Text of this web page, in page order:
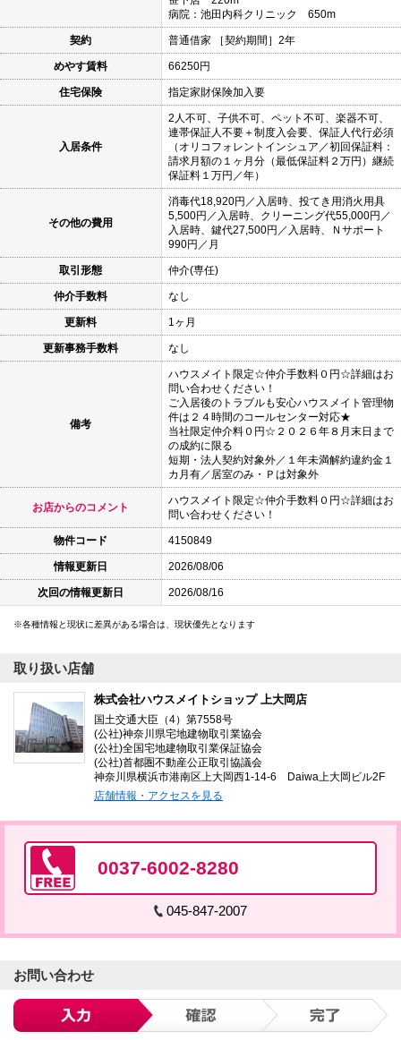
病院：池田内科クリニック 650m
契約 普通借家 ［契約期間］2年
めやす賃料 66250円
住宅保険 指定家財保険加入要
入居条件
2人不可、子供不可、ペット不可、楽器不可、
連帯保証人不要＋制度入会要、保証人代行必須
（オリコフォレントインシュア／初回保証料：
請求月額の１ヶ月分（最低保証料２万円）継続
保証料１万円／年）
その他の費用
消毒代18,920円／入居時、投てき用消火用具
5,500円／入居時、クリーニング代55,000円／
入居時、鍵代27,500円／入居時、Ｎサポート
990円／月
取引形態 仲介(専任)
仲介手数料 なし
更新料 1ヶ月
更新事務手数料 なし
備考
ハウスメイト限定☆仲介手数料０円☆詳細はお
問い合わせください！
ご入居後のトラブルも安心ハウスメイト管理物
件は２４時間のコールセンター対応★
当社限定仲介料０円☆２０２６年８月末日まで
の成約に限る
短期・法人契約対象外／１年未満解約違約金１
カ月有／居室のみ・Ｐは対象外
お店からのコメント
ハウスメイト限定☆仲介手数料０円☆詳細はお
問い合わせください！
物件コード 4150849
情報更新日 2026/08/06
次回の情報更新日 2026/08/16
各種情報と現状に差異がある場合は、現状優先となります
取り扱い店舗
株式会社ハウスメイトショップ 上大岡店
国土交通大臣（4）第7558号
(公社)神奈川県宅地建物取引業協会
(公社)全国宅地建物取引業保証協会
(公社)首都圏不動産公正取引協議会
神奈川県横浜市港南区上大岡西1-14-6 Daiwa上大岡ビル2F
店舗情報・アクセスを見る
0037-6002-8280
045-847-2007
お問い合わせ